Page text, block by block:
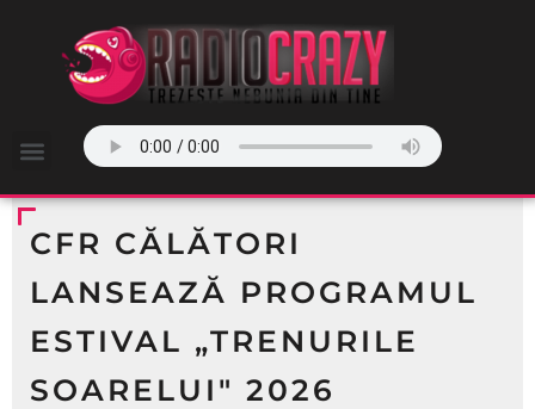
CFR CĂLĂTORI
LANSEAZĂ PROGRAMUL
ESTIVAL „TRENURILE
SOARELUI" 2026